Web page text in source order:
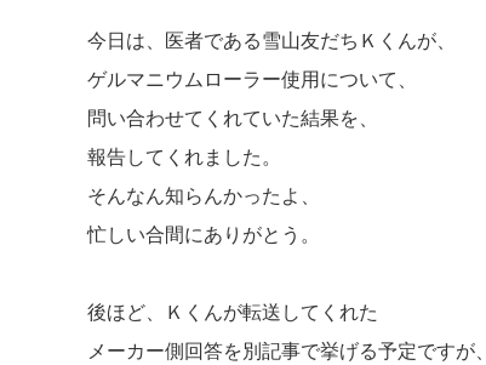
今日は、医者である雪山友だちＫくんが、
ゲルマニウムローラー使用について、
問い合わせてくれていた結果を、
報告してくれました。
そんなん知らんかったよ、
忙しい合間にありがとう。
後ほど、Ｋくんが転送してくれた
メーカー側回答を別記事で挙げる予定ですが、